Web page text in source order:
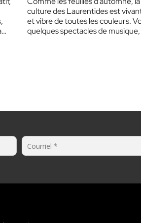
culture des Laurentides est
et vibre de toutes les couleurs.
quelques spectacles de